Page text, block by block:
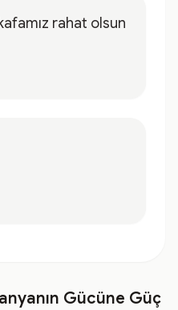
rahat olsun
Gücüne Güç